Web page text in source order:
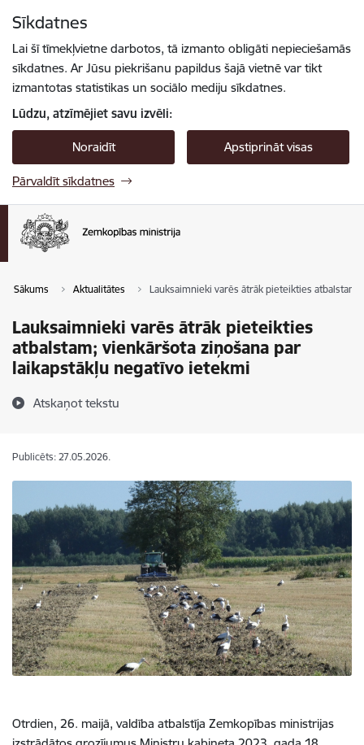
Sīkdatnes
Lai šī tīmekļvietne darbotos, tā izmanto obligāti nepieciešamās
sīkdatnes. Ar Jūsu piekrišanu papildus šajā vietnē var tikt
izmantotas statistikas un sociālo mediju sīkdatnes.
Lūdzu, atzīmējiet savu izvēli:
Noraidīt Apstiprināt visas
Pārvaldīt sīkdatnes
Sākums Aktualitātes Lauksaimnieki varēs ātrāk pieteikties
Lauksaimnieki varēs ātrāk pieteikties
atbalstam; vienkāršota ziņošana par
laikapstākļu negatīvo ietekmi
Atskaņot tekstu
Publicēts: 27.05.2026.
Otrdien, 26. maijā, valdība atbalstīja Zemkopības ministrijas